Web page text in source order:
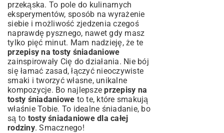
przekąska. To pole do kulinarnych
eksperymentów, sposób na wyrażenie
siebie i możliwość zjedzenia czegoś
naprawdę pysznego, nawet gdy masz
tylko pięć minut. Mam nadzieję, że te
przepisy na tosty śniadaniowe
zainspirowały Cię do działania. Nie bój
się łamać zasad, łączyć nieoczywiste
smaki i tworzyć własne, unikalne
kompozycje. Bo najlepszeprzepisy na
tosty śniadaniowe to te, które smakują
właśnie Tobie. To idealne śniadanie, bo
są to tosty śniadaniowe dla całej
rodziny. Smacznego!